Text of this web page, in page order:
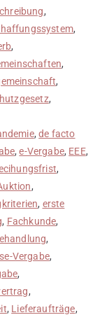
,
,
,
,
,
,
,de facto
,e-Vergabe, EEE,
,
,
, erste
, Fachkunde,
,
Vergabe,
,
,
, Lieferaufträge,